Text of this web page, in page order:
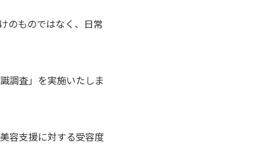
のものではなく、日常
調査」を実施いたしま
容支援に対する受容度